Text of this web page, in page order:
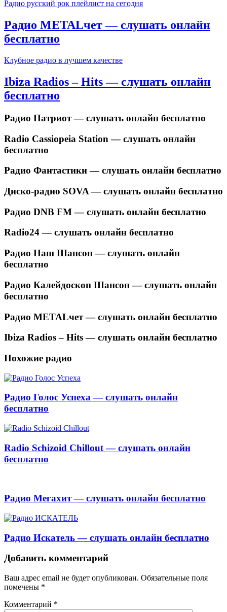
Радио русский рок плейлист на сегодня
Радио METALчет — слушать онлайн
бесплатно
Клубное радио в лучшем качестве
Ibiza Radios – Hits — слушать онлайн
бесплатно
Радио Патриот — слушать онлайн бесплатно
Radio Cassiopeia Station — слушать онлайн
бесплатно
Радио Фантастики — слушать онлайн бесплатно
Диско-радио SOVA — слушать онлайн бесплатно
Радио DNB FM — слушать онлайн бесплатно
Radio24 — слушать онлайн бесплатно
Радио Наш Шансон — слушать онлайн
бесплатно
Радио Калейдоскоп Шансон — слушать онлайн
бесплатно
Радио METALчет — слушать онлайн бесплатно
Ibiza Radios – Hits — слушать онлайн бесплатно
Похожие радио
Радио Голос Успеха — слушать онлайн
бесплатно
Radio Schizoid Chillout — слушать онлайн
бесплатно
Радио Мегахит — слушать онлайн бесплатно
Радио Искатель — слушать онлайн бесплатно
Добавить комментарий
Ваш адрес email не будет опубликован. Обязательные поля
помечены *
Комментарий *